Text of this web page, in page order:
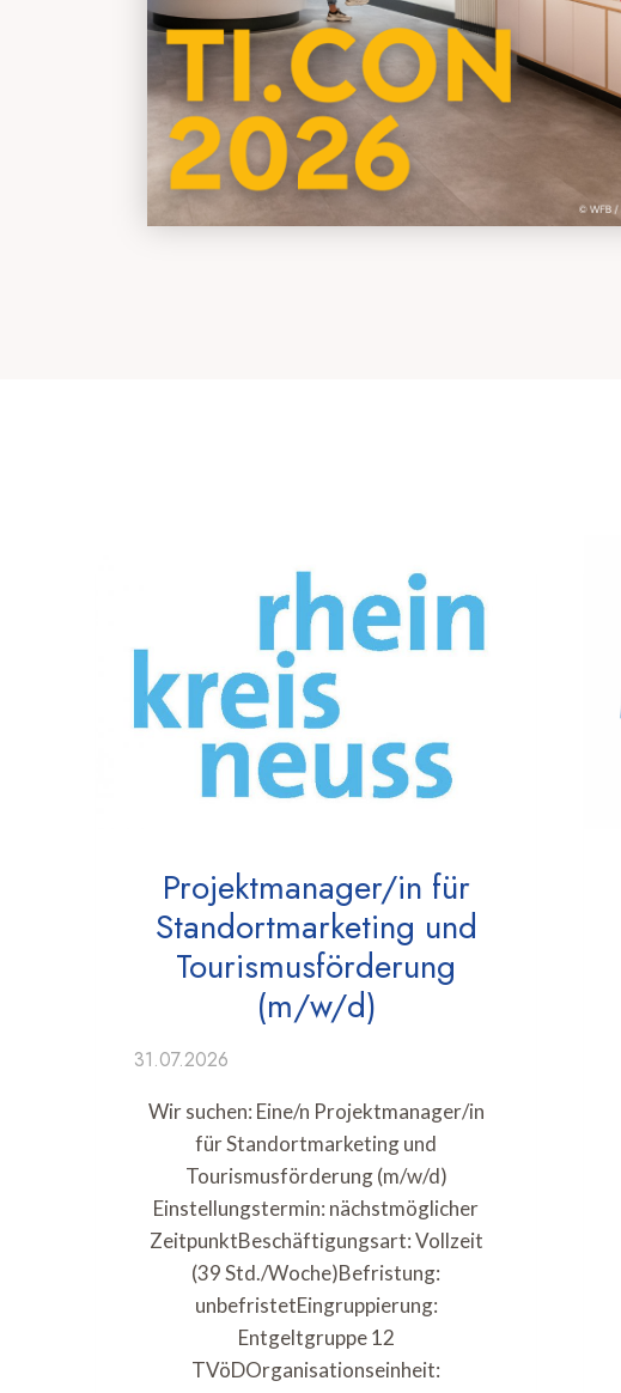
Projektmanager/in für
Standortmarketing und
Tourismusförderung
(m/w/d)
31.07.2026
Wir suchen: Eine/n Projektmanager/in
für Standortmarketing und
Tourismusförderung (m/w/d)
Einstellungstermin: nächstmöglicher
ZeitpunktBeschäftigungsart: Vollzeit
(39 Std./Woche)Befristung:
unbefristetEingruppierung:
Entgeltgruppe 12
TVöDOrganisationseinheit: